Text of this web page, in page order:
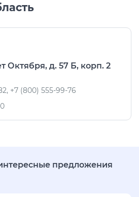
Октября, д. 57 Б, корп. 2
+7 (800) 555-99-76
предложения